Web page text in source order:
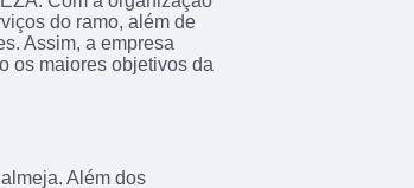
do ramo, além de
Assim, a empresa
os maiores objetivos da
Além dos